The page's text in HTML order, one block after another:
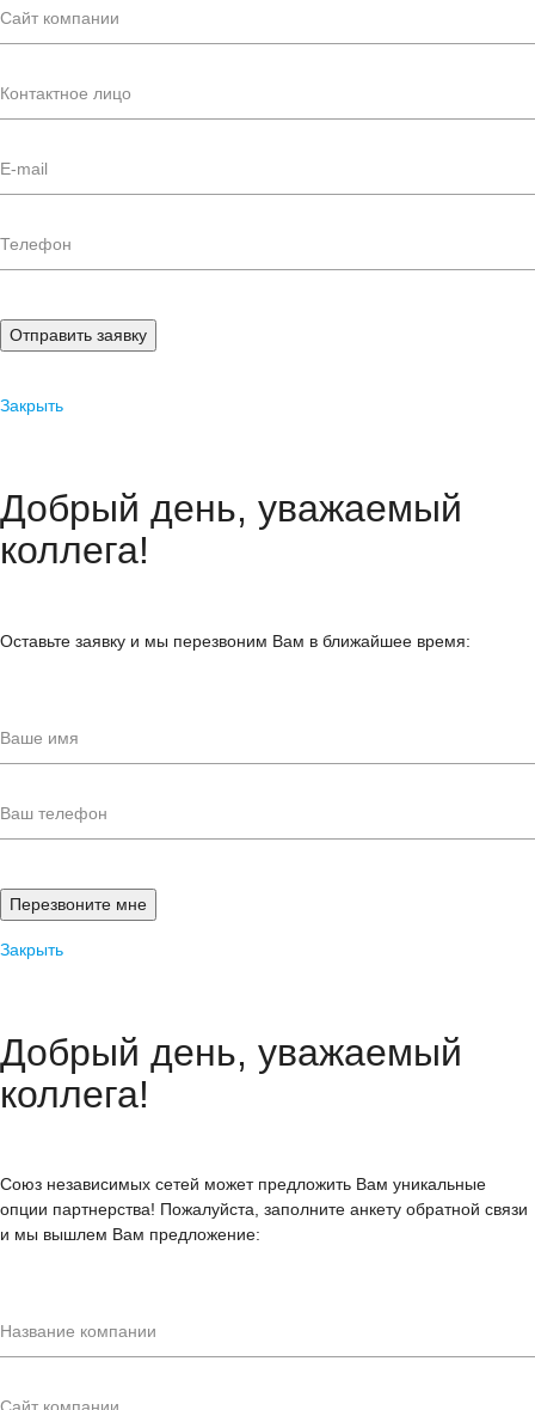
Отправить заявку
Закрыть
Добрый день, уважаемый
коллега!
Оставьте заявку и мы перезвоним Вам в ближайшее время:
Закрыть
Добрый день, уважаемый
коллега!
Союз независимых сетей может предложить Вам уникальные
опции партнерства! Пожалуйста, заполните анкету обратной связи
и мы вышлем Вам предложение: